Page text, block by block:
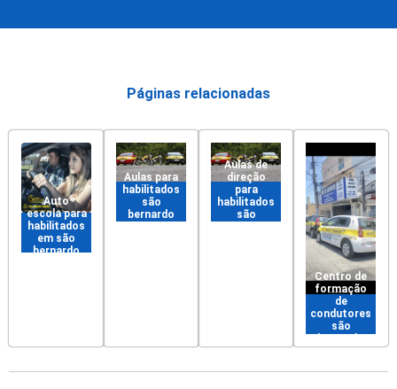
Páginas relacionadas
Auto
escola para
habilitados
em são
bernardo
Aulas para
habilitados
são
bernardo
Aulas de
direção
para
habilitados
são
Centro de
formação
de
condutores
são
do campo